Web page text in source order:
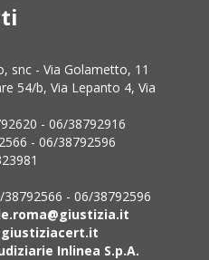
snc - Via Golametto, 11
54/b, Via Lepanto 4, Via
- 06/38792916
- 06/38792596
- 06/38792596
Inlinea S.p.A.